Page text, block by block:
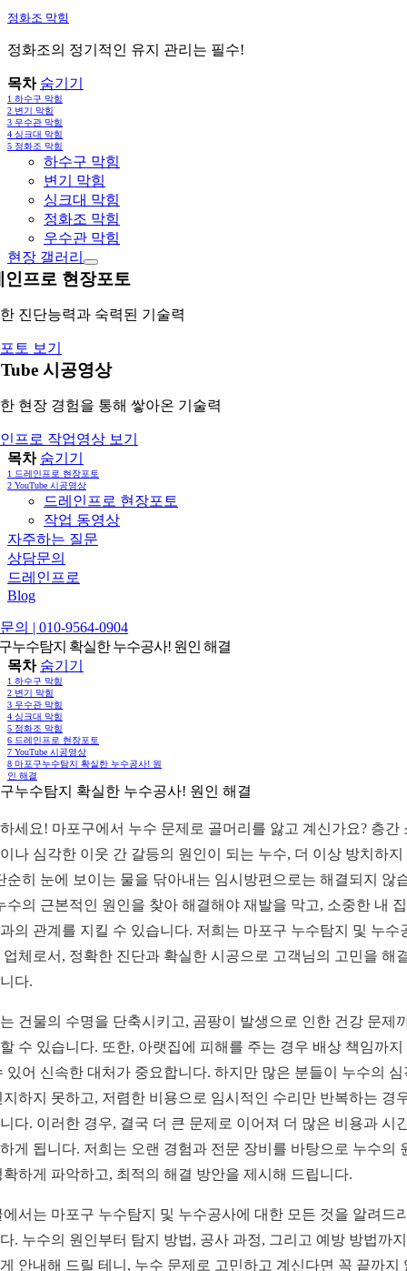
정화조 막힘
정화조의 정기적인 유지 관리는 필수!
목차 숨기기
1 하수구 막힘
2 변기 막힘
3 우수관 막힘
4 싱크대 막힘
5 정화조 막힘
하수구 막힘
변기 막힘
싱크대 막힘
정화조 막힘
우수관 막힘
현장 갤러리
인프로 현장포토
진단능력과 숙력된 기술력
토 보기
시공영상
현장 경험을 통해 쌓아온 기술력
프로 작업영상 보기
목차 숨기기
1 드레인프로 현장포토
2 YouTube 시공영상
드레인프로 현장포토
작업 동영상
자주하는 질문
상담문의
드레인프로
Blog
의 | 010-9564-0904
누수탐지 확실한 누수공사! 원인 해결
목차 숨기기
1 하수구 막힘
2 변기 막힘
3 우수관 막힘
4 싱크대 막힘
5 정화조 막힘
6 드레인프로 현장포토
7 YouTube 시공영상
8 마포구누수탐지 확실한 누수공사! 원
인 해결
누수탐지 확실한 누수공사! 원인 해결
세요! 마포구에서 누수 문제로 골머리를 앓고 계신가요? 층간
나 심각한 이웃 간 갈등의 원인이 되는 누수, 더 이상 방치하지
순히 눈에 보이는 물을 닦아내는 임시방편으로는 해결되지 않
수의 근본적인 원인을 찾아 해결해야 재발을 막고, 소중한 내
의 관계를 지킬 수 있습니다. 저희는 마포구 누수탐지 및 누수
업체로서, 정확한 진단과 확실한 시공으로 고객님의 고민을 해
다.
건물의 수명을 단축시키고, 곰팡이 발생으로 인한 건강 문제
수 있습니다. 또한, 아랫집에 피해를 주는 경우 배상 책임까지
있어 신속한 대처가 중요합니다. 하지만 많은 분들이 누수의 심
지하지 못하고, 저렴한 비용으로 임시적인 수리만 반복하는 경
다. 이러한 경우, 결국 더 큰 문제로 이어져 더 많은 비용과 시
게 됩니다. 저희는 오랜 경험과 전문 장비를 바탕으로 누수의
확하게 파악하고, 최적의 해결 방안을 제시해 드립니다.
에서는 마포구 누수탐지 및 누수공사에 대한 모든 것을 알려드
. 누수의 원인부터 탐지 방법, 공사 과정, 그리고 예방 방법까
안내해 드릴 테니, 누수 문제로 고민하고 계신다면 꼭 끝까지